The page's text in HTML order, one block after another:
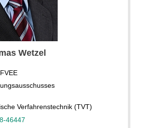
Wetzel
Verfahrenstechnik (TVT)
46447